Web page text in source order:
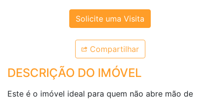
Solicite uma Visita
Compartilhar
DESCRIÇÃO DO IMÓVEL
Este é o imóvel ideal para quem não abre mão de